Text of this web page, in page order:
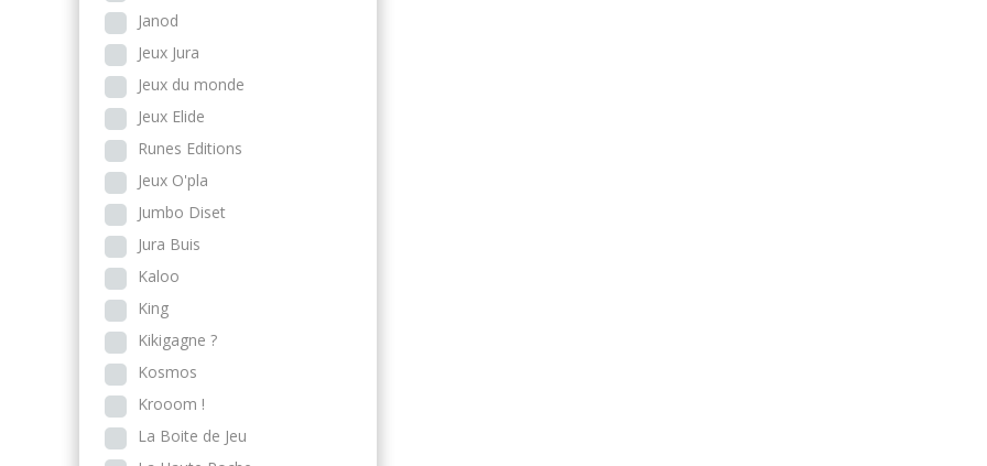
Janod
Jeux Jura
Jeux du monde
Jeux Elide
Runes Editions
Jeux O'pla
Jumbo Diset
Jura Buis
Kaloo
King
Kikigagne ?
Kosmos
Krooom !
La Boite de Jeu